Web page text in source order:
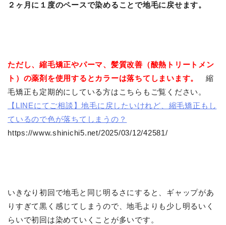
２ヶ月に１度のペースで染めることで地毛に戻せます。
ただし、縮毛矯正やパーマ、髪質改善（酸熱トリートメン
ト）の薬剤を使用するとカラーは落ちてしまいます。
縮
毛矯正も定期的にしている方はこちらもご覧ください。
【LINEにてご相談】地毛に戻したいけれど、縮毛矯正もし
ているので色が落ちてしまうの？
https://www.shinichi5.net/2025/03/12/42581/
いきなり初回で地毛と同じ明るさにすると、ギャップがあ
りすぎて黒く感じてしまうので、地毛よりも少し明るいく
らいで初回は染めていくことが多いです。